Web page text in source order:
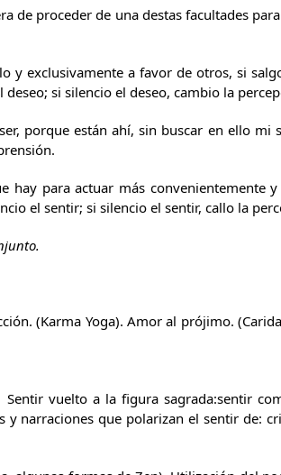
de proceder de una destas facultades
y exclusivamente a favor de otros, si
si silencio el deseo, cambio la
porque están ahí, sin buscar en ello mi
hay para actuar más convenientemente
el sentir; si silencio el sentir, callo la
(Karma Yoga). Amor al prójimo.
vuelto a la figura sagrada:sentir
narraciones que polarizan el sentir de: